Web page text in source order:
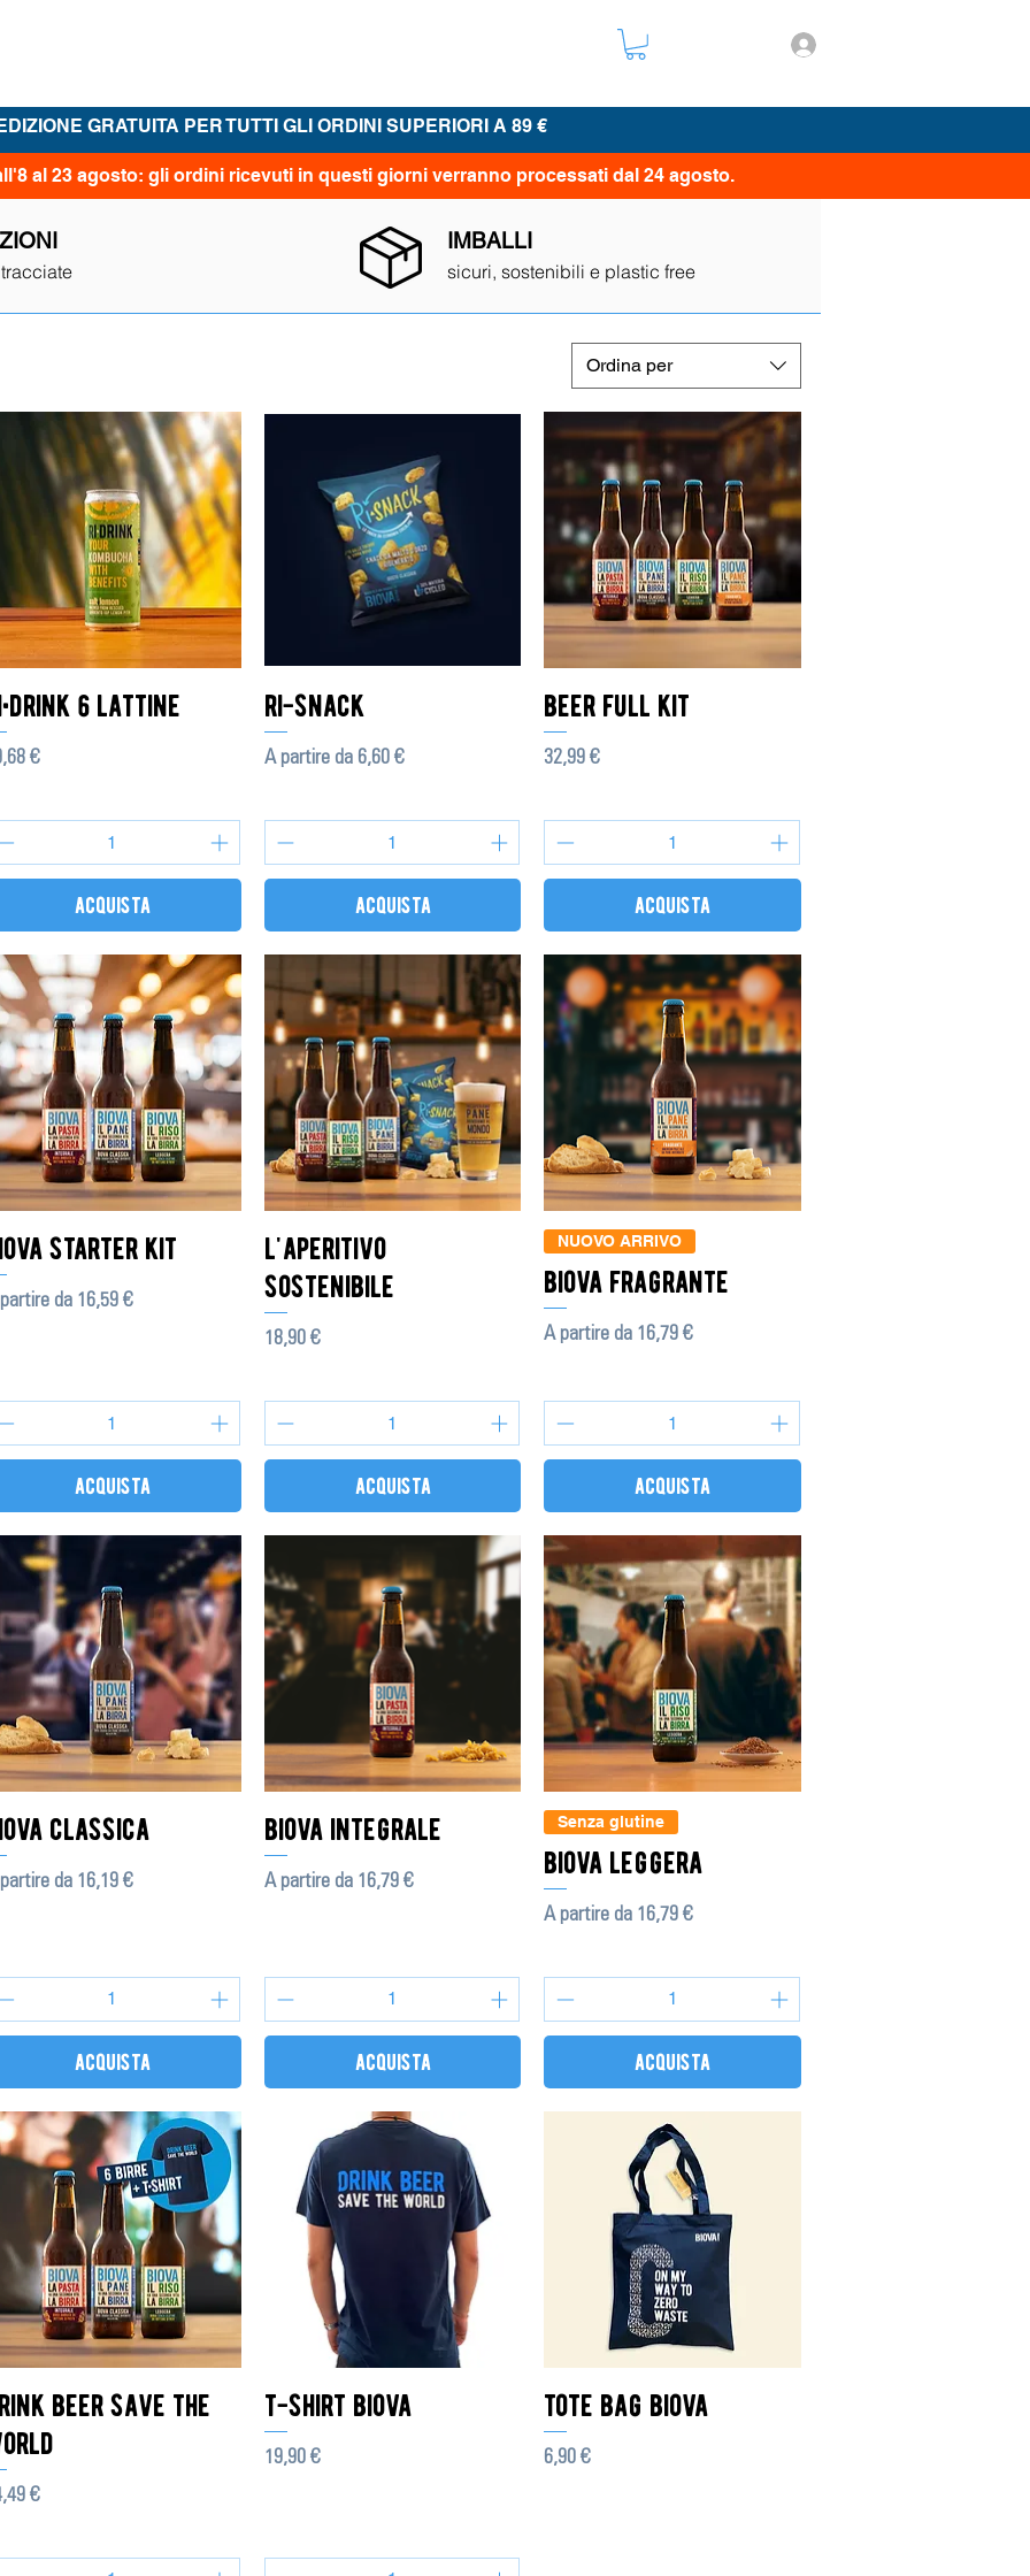
GRATUITA PER TUTTI GLI ORDINI SUPERIORI A 89 €
al 23 agosto: gli ordini ricevuti in questi giorni verranno processati dal 24 agosto.
e
IMBALLI
sicuri, sostenibili e plastic free
Ordina per
6 lattine
€
acquista
ri-snack
A partire da 6,60 €
Prezzo scontato
acquista
beer full kit
Prezzo
32,99 €
acquista
starter kit
da 16,59 €
scontato
acquista
l'aperitivo
sostenibile
Prezzo
18,90 €
acquista
NUOVO ARRIVO
biova fragrante
A partire da 16,79 €
Prezzo scontato
acquista
classica
da 16,19 €
scontato
acquista
biova integrale
A partire da 16,79 €
Prezzo scontato
acquista
Senza glutine
biova leggera
A partire da 16,79 €
Prezzo scontato
acquista
beer save the
€
t-shirt biova
Prezzo
19,90 €
tote bag biova
Prezzo
6,90 €